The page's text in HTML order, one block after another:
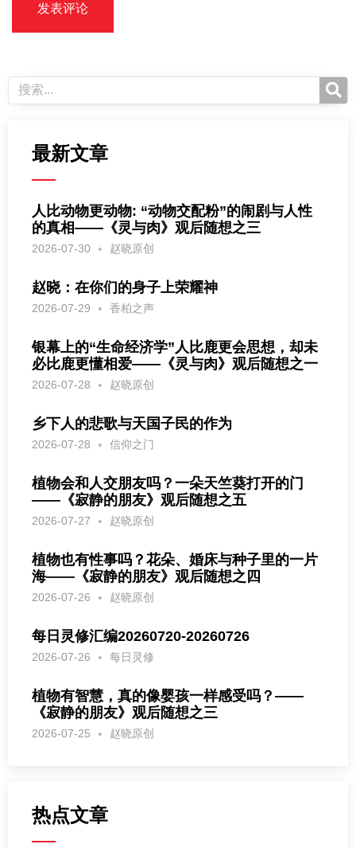
最新文章
人比动物更动物: “动物交配粉”的闹剧与人性
的真相——《灵与肉》观后随想之三
2026-07-30 赵晓原创
赵晓：在你们的身子上荣耀神
2026-07-29 香柏之声
银幕上的“生命经济学”人比鹿更会思想，却未
必比鹿更懂相爱——《灵与肉》观后随想之一
2026-07-28 赵晓原创
乡下人的悲歌与天国子民的作为
2026-07-28 信仰之门
植物会和人交朋友吗？一朵天竺葵打开的门
——《寂静的朋友》观后随想之五
2026-07-27 赵晓原创
植物也有性事吗？花朵、婚床与种子里的一片
海——《寂静的朋友》观后随想之四
2026-07-26 赵晓原创
每日灵修汇编20260720-20260726
2026-07-26 每日灵修
植物有智慧，真的像婴孩一样感受吗？——
《寂静的朋友》观后随想之三
2026-07-25 赵晓原创
热点文章